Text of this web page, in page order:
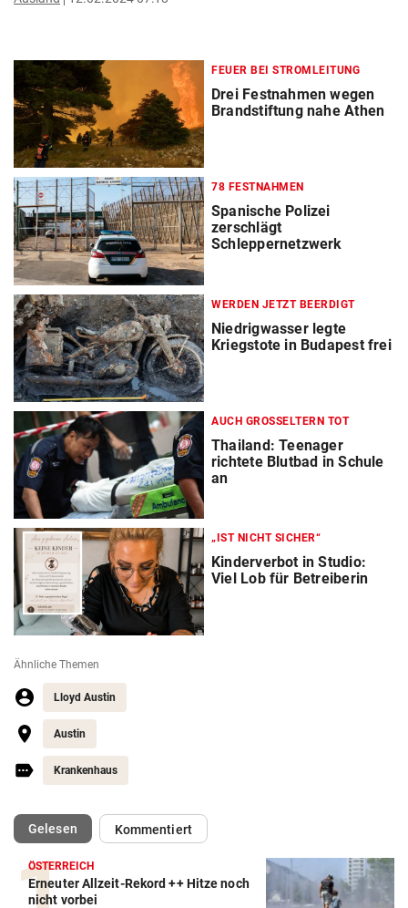
FEUER BEI STROMLEITUNG
Drei Festnahmen wegen
Brandstiftung nahe Athen
78 FESTNAHMEN
Spanische Polizei
zerschlägt
Schleppernetzwerk
WERDEN JETZT BEERDIGT
Niedrigwasser legte
Kriegstote in Budapest frei
AUCH GROSSELTERN TOT
Thailand: Teenager
richtete Blutbad in Schule
an
„IST NICHT SICHER“
Kinderverbot in Studio:
Viel Lob für Betreiberin
Ähnliche Themen
Lloyd Austin
Austin
Krankenhaus
Gelesen(ausgewählt)Kommentiert
ÖSTERREICH
Erneuter Allzeit-Rekord ++ Hitze noch
nicht vorbei